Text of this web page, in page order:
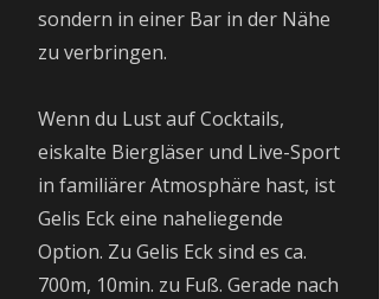
sondern in einer Bar in der Nähe
zu verbringen.
Wenn du Lust auf Cocktails,
eiskalte Biergläser und Live-Sport
in familiärer Atmosphäre hast, ist
Gelis Eck eine naheliegende
Option. Zu Gelis Eck sind es ca.
700m, 10min. zu Fuß. Gerade nach